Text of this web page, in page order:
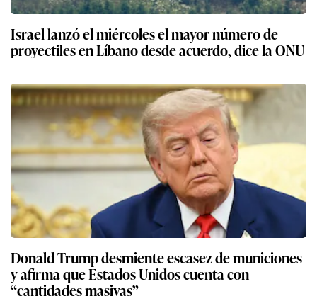
Israel lanzó el miércoles el mayor número de
proyectiles en Líbano desde acuerdo, dice la ONU
Donald Trump desmiente escasez de municiones
y afirma que Estados Unidos cuenta con
“cantidades masivas”